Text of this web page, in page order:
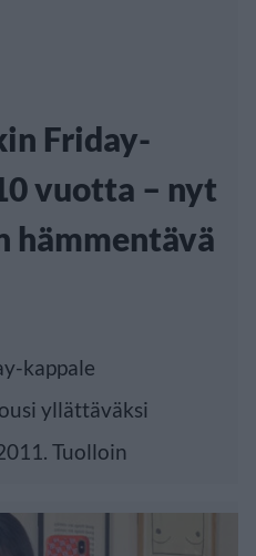
Friday-
vuotta – nyt
kappale
yllättäväksi
Tuolloin